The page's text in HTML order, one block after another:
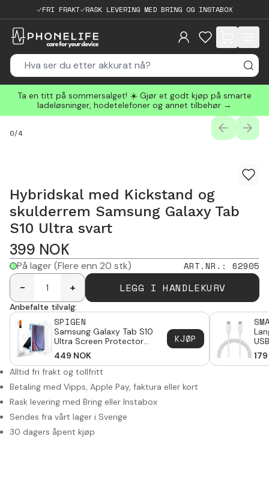
FRI FRAKT RASK LEVERING MED BRING OG INSTABOX
items in cart,
Ta en titt på sommersalget! ☀️ Gjør et godt kjøp på smarte
ladeløsninger, hodetelefoner og annet tilbehør →
0/4
Hybridskal med Kickstand og
skulderrem Samsung Galaxy Tab
S10 Ultra svart
399 NOK
På lager(Flere enn 20 stk) ART.NR. : 62905
-
+ LEGG I HANDLEKURV
Anbefalte tilvalg:
SPIGEN
Samsung Galaxy Tab S10
Ultra Screen Protector
GLAS.tR EZ Fit
449 NOK
KJØP
179
Alltid fri frakt og tollfritt
Betaling med Vipps, Apple Pay, faktura eller kort
Rask levering med Bring eller Instabox
Sendes fra vårt lager i Sverige
30 dagers åpent kjøp